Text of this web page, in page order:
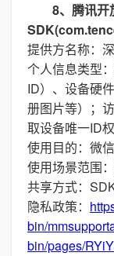
8、腾讯开
提供方名称：
个人信息类型
ID）、设备硬
册图片等）；
取设备唯一ID权
使用目的：微
使用场景范围
共享方式：
隐私政策：
bin/
bin/pages/